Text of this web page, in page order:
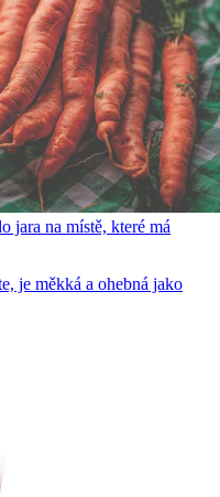
jara na místě, které má
je měkká a ohebná jako